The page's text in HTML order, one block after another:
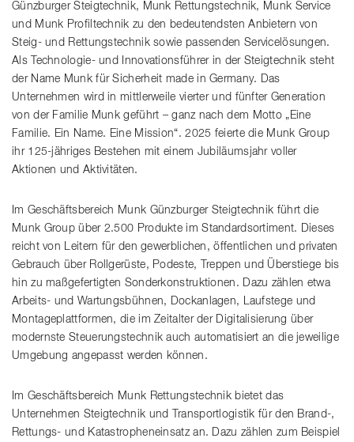
Günzburger Steigtechnik, Munk Rettungstechnik, Munk Service
und Munk Profiltechnik zu den bedeutendsten Anbietern von
Steig- und Rettungstechnik sowie passenden Servicelösungen.
Als Technologie- und Innovationsführer in der Steigtechnik steht
der Name Munk für Sicherheit made in Germany. Das
Unternehmen wird in mittlerweile vierter und fünfter Generation
von der Familie Munk geführt – ganz nach dem Motto „Eine
Familie. Ein Name. Eine Mission“. 2025 feierte die Munk Group
ihr 125-jähriges Bestehen mit einem Jubiläumsjahr voller
Aktionen und Aktivitäten.
Im Geschäftsbereich Munk Günzburger Steigtechnik führt die
Munk Group über 2.500 Produkte im Standardsortiment. Dieses
reicht von Leitern für den gewerblichen, öffentlichen und privaten
Gebrauch über Rollgerüste, Podeste, Treppen und Überstiege bis
hin zu maßgefertigten Sonderkonstruktionen. Dazu zählen etwa
Arbeits- und Wartungsbühnen, Dockanlagen, Laufstege und
Montageplattformen, die im Zeitalter der Digitalisierung über
modernste Steuerungstechnik auch automatisiert an die jeweilige
Umgebung angepasst werden können.
Im Geschäftsbereich Munk Rettungstechnik bietet das
Unternehmen Steigtechnik und Transportlogistik für den Brand-,
Rettungs- und Katastropheneinsatz an. Dazu zählen zum Beispiel